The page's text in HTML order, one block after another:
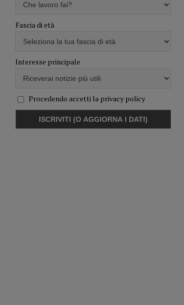
Fascia di età
Interesse principale
Procedendo accetti la privacy policy